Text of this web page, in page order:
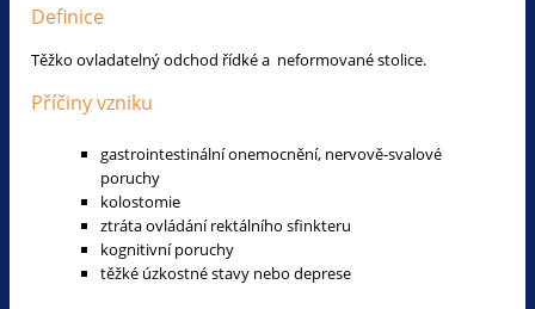
Definice
Těžko ovladatelný odchod řídké a neformované stolice.
Příčiny vzniku
gastrointestinální onemocnění, nervově-svalové
poruchy
kolostomie
ztráta ovládání rektálního sfinkteru
kognitivní poruchy
těžké úzkostné stavy nebo deprese